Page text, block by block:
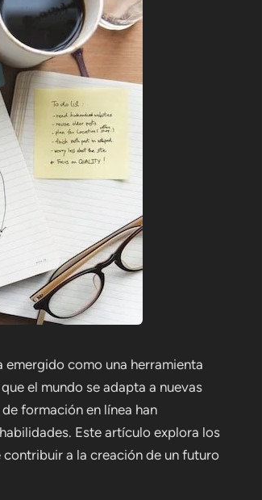
emergido como una herramienta
el mundo se adapta a nuevas
formación en línea han
Este artículo explora los
a la creación de un futuro